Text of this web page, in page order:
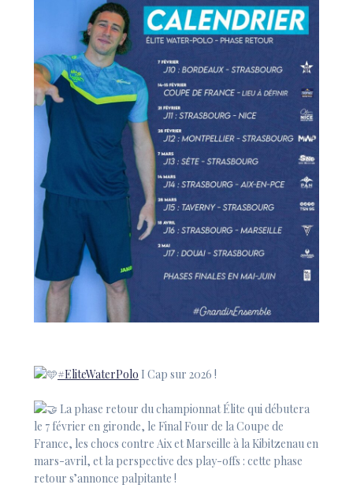
#EliteWaterPolo I Cap sur 2026 !
La phase retour du championnat Élite qui débutera
le 7 février en gironde, le Final Four de la Coupe de
France, les chocs contre Aix et Marseille à la Kibitzenau en
mars-avril, et la perspective des play-offs : cette phase
retour s’annonce palpitante !